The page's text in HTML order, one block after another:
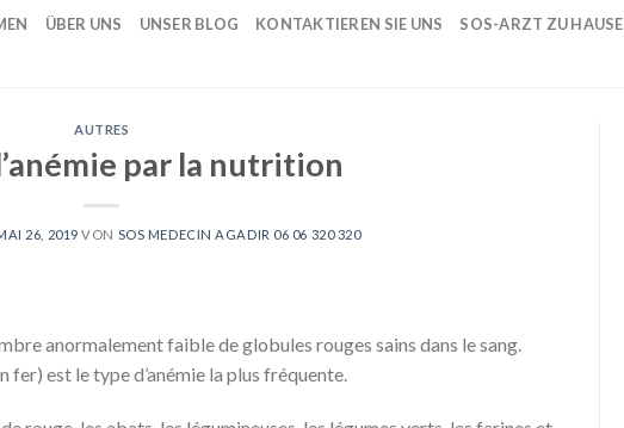
ÜBER UNS UNSER BLOG KONTAKTIEREN SIE UNS SOS-ARZT ZU HAUSE
AUTRES
par la nutrition
26, 2019 VON SOS MEDECIN AGADIR 06 06 320 320
anormalement faible de globules rouges sains dans le sang.
fer) est le type d’anémie la plus fréquente.